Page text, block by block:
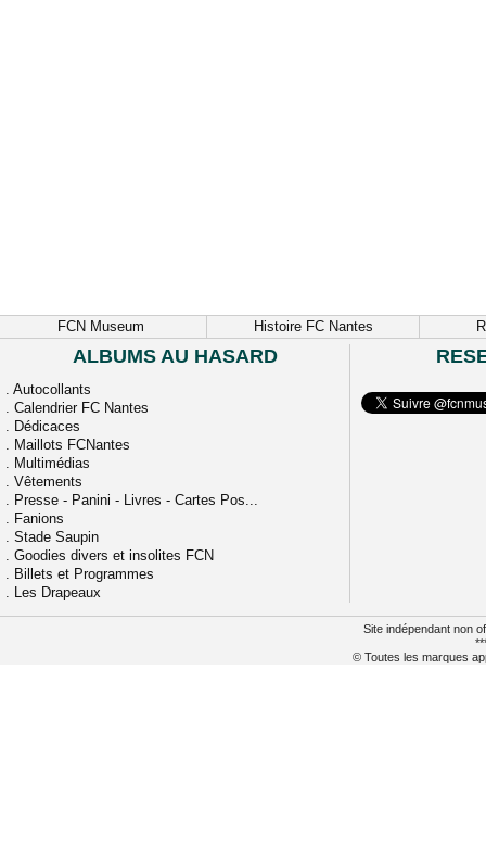
FCN Museum Histoire FC Nantes
ALBUMS AU HASARD
. Autocollants
. Calendrier FC Nantes
. Dédicaces
. Maillots FCNantes
. Multimédias
. Vêtements
. Presse - Panini - Livres - Cartes Pos...
. Fanions
. Stade Saupin
. Goodies divers et insolites FCN
. Billets et Programmes
. Les Drapeaux
Site indépendant non
© Toutes les marques